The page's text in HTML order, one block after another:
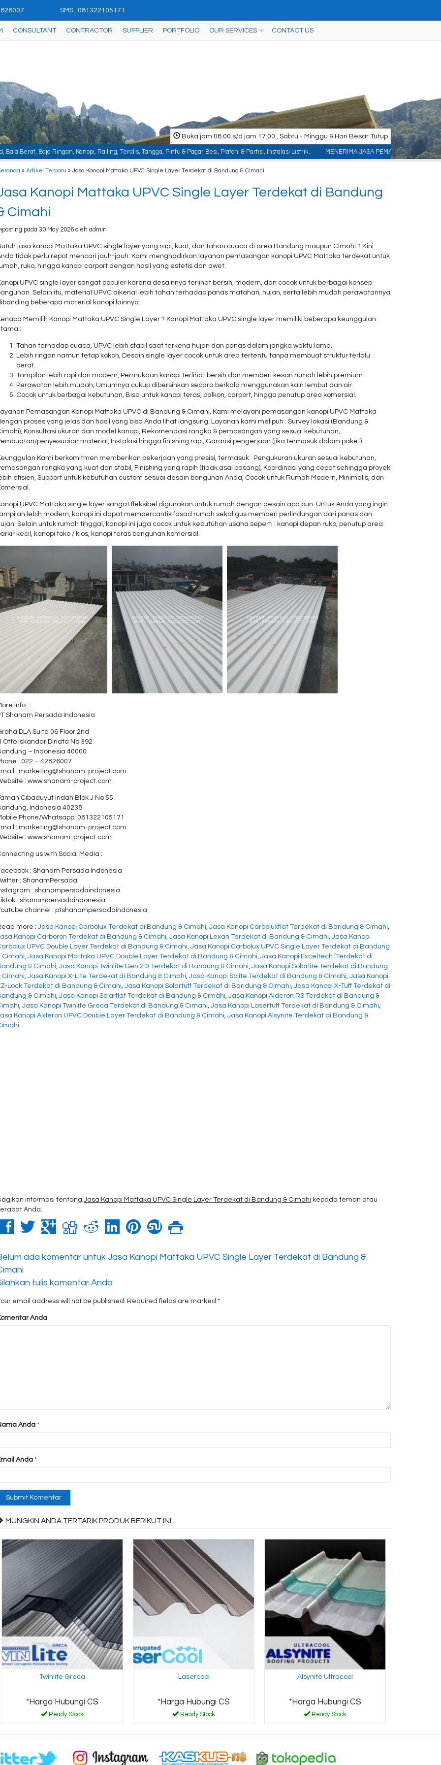
SMS : 081322105171
CONSULTANT CONTRACTOR SUPPLIER PORTFOLIO OUR SERVICES CONTACT US
Buka jam 08.00 s/d jam 17.00 , Sabtu - Minggu & Hari Besar Tutup
Ringan, Kanopi, Railing, Teralis, Tangga, Pintu & Pagar Besi, Plafon & Partisi, Instalasi Listrik. MENERIMA JASA PEMASANGAN KONTRUKSI :
»Artikel Terbaru » Jasa Kanopi Mattaka UPVC Single Layer Terdekat di Bandung & Cimahi
Kanopi Mattaka UPVC Single Layer Terdekat di Bandung
Cimahi
pada 30 May 2026 oleh admin
jasa kanopi Mattaka UPVC single layer yang rapi, kuat, dan tahan cuaca di area Bandung maupun Cimahi ? Kini
tidak perlu repot mencari jauh-jauh. Kami menghadirkan layanan pemasangan kanopi UPVC Mattaka terdekat untuk
ruko, hingga kanopi carport dengan hasil yang estetis dan awet.
UPVC single layer sangat populer karena desainnya terlihat bersih, modern, dan cocok untuk berbagai konsep
Selain itu, material UPVC dikenal lebih tahan terhadap panas matahari, hujan, serta lebih mudah perawatannya
beberapa material kanopi lainnya.
Memilih Kanopi Mattaka UPVC Single Layer ? Kanopi Mattaka UPVC single layer memiliki beberapa keunggulan
:
Tahan terhadap cuaca, UPVC lebih stabil saat terkena hujan dan panas dalam jangka waktu lama.
Lebih ringan namun tetap kokoh, Desain single layer cocok untuk area tertentu tanpa membuat struktur terlalu
berat.
Tampilan lebih rapi dan modern, Permukaan kanopi terlihat bersih dan memberi kesan rumah lebih premium.
Perawatan lebih mudah, Umumnya cukup dibersihkan secara berkala menggunakan kain lembut dan air.
Cocok untuk berbagai kebutuhan, Bisa untuk kanopi teras, balkon, carport, hingga penutup area komersial.
Pemasangan Kanopi Mattaka UPVC di Bandung & Cimahi, Kami melayani pemasangan kanopi UPVC Mattaka
proses yang jelas dan hasil yang bisa Anda lihat langsung. Layanan kami meliputi : Survey lokasi (Bandung &
Konsultasi ukuran dan model kanopi, Rekomendasi rangka & pemasangan yang sesuai kebutuhan,
penyesuaian material, Instalasi hingga finishing rapi, Garansi pengerjaan (jika termasuk dalam paket)
Kami berkomitmen memberikan pekerjaan yang presisi, termasuk : Pengukuran ukuran sesuai kebutuhan,
rangka yang kuat dan stabil, Finishing yang rapih (tidak asal pasang), Koordinasi yang cepat sehingga proyek
efisien, Support untuk kebutuhan custom sesuai desain bangunan Anda, Cocok untuk Rumah Modern, Minimalis, dan
UPVC Mattaka single layer sangat fleksibel digunakan untuk rumah dengan desain apa pun. Untuk Anda yang ingin
lebih modern, kanopi ini dapat mempercantik fasad rumah sekaligus memberi perlindungan dari panas dan
Selain untuk rumah tinggal, kanopi ini juga cocok untuk kebutuhan usaha seperti : kanopi depan ruko, penutup area
kecil, kanopi toko / kios, kanopi teras bangunan komersial.
info :
Shanam Persada Indonesia
DLA Suite 06 Floor 2nd
Otto Iskandar Dinata No 392
– Indonesia 40000
: 022 – 42826007
: marketing@shanam-project.com
: www.shanam-project.com
Cibaduyut Indah Blok J No 55
Indonesia 40238
Phone/Whatsapp: 081322105171
: marketing@shanam-project.com
: www.shanam-project.com
us with Social Media :
: Shanam Persada Indonesia
: ShanamPersada
: shanampersadaindonesia
: shanampersadaindonesia
channel : ptshanampersadaindonesia
more :Jasa Kanopi Carbolux Terdekat di Bandung & Cimahi,Jasa Kanopi Carboluxflat Terdekat di Bandung & Cimahi,
Kanopi Carboron Terdekat di Bandung & Cimahi,Jasa Kanopi Lexan Terdekat di Bandung & Cimahi,Jasa Kanopi
UPVC Double Layer Terdekat di Bandung & Cimahi,Jasa Kanopi Carbolux UPVC Single Layer Terdekat di Bandung
Cimahi,Jasa Kanopi Mattaka UPVC Double Layer Terdekat di Bandung & Cimahi,Jasa Kanopi Exceltech ‘Terdekat di
& Cimahi,Jasa Kanopi Twinlite Gen 2.0 Terdekat di Bandung & Cimahi,Jasa Kanopi Solarlite Terdekat di Bandung
Cimahi,Jasa Kanopi X-Lite Terdekat di Bandung & Cimahi,Jasa Kanopi Solite Terdekat di Bandung & Cimahi,Jasa Kanopi
Lock Terdekat di Bandung & Cimahi,Jasa Kanopi Solartuff Terdekat di Bandung & Cimahi,Jasa Kanopi X-Tuff Terdekat di
& Cimahi,Jasa Kanopi Solarflat Terdekat di Bandung & Cimahi,Jasa Kanopi Alderon RS Terdekat di Bandung &
,Jasa Kanopi Twinlite Greca Terdekat di Bandung & Cimahi,Jasa Kanopi Lasertuff Terdekat di Bandung & Cimahi,
Kanopi Alderon UPVC Double Layer Terdekat di Bandung & Cimahi,Jasa Kanopi Alsynite Terdekat di Bandung &
informasi tentangJasa Kanopi Mattaka UPVC Single Layer Terdekat di Bandung & Cimahi kepada teman atau
Anda.
ada komentar untuk Jasa Kanopi Mattaka UPVC Single Layer Terdekat di Bandung &
tulis komentar Anda
email address will not be published. Required fields are marked*
Anda
Anda *
Anda *
MUNGKIN ANDA TERTARIK PRODUK BERIKUT INI:
Twinlite Greca
*Harga Hubungi CS
Ready Stock
Lasercool
*Harga Hubungi CS
Ready Stock
Alsynite Ultracool
*Harga Hubungi CS
Ready Stock